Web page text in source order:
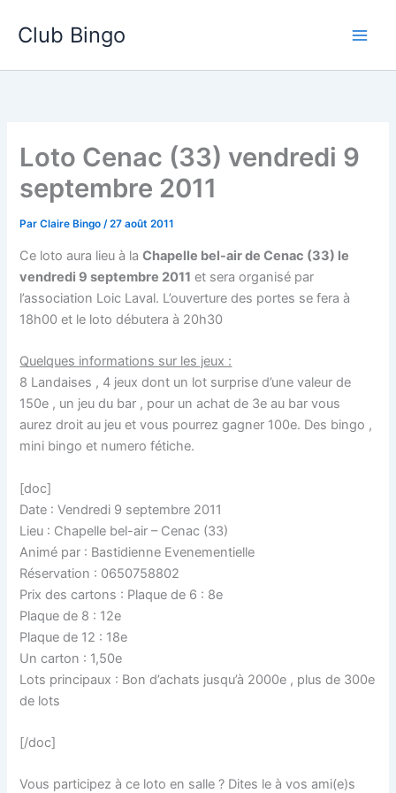
Club Bingo
Loto Cenac (33) vendredi 9
septembre 2011
ParClaire Bingo/27 août 2011
Ce loto aura lieu à laChapelle bel-air de Cenac (33) le
vendredi 9 septembre 2011 et sera organisé par
l’association Loic Laval. L’ouverture des portes se fera à
18h00 et le loto débutera à 20h30
Quelques informations sur les jeux :
8 Landaises , 4 jeux dont un lot surprise d’une valeur de
150e , un jeu du bar , pour un achat de 3e au bar vous
aurez droit au jeu et vous pourrez gagner 100e. Des bingo ,
mini bingo et numero fétiche.
[doc]
Date : Vendredi 9 septembre 2011
Lieu : Chapelle bel-air – Cenac (33)
Animé par : Bastidienne Evenementielle
Réservation : 0650758802
Prix des cartons : Plaque de 6 : 8e
Plaque de 8 : 12e
Plaque de 12 : 18e
Un carton : 1,50e
Lots principaux : Bon d’achats jusqu’à 2000e , plus de 300e
de lots
[/doc]
Vous participez à ce loto en salle ? Dites le à vos ami(e)s